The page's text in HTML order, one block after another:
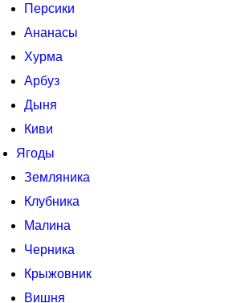
Персики
Ананасы
Хурма
Арбуз
Дыня
Киви
Ягоды
Земляника
Клубника
Малина
Черника
Крыжовник
Вишня